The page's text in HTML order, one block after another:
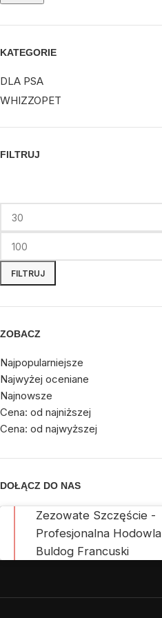
KATEGORIE
DLA PSA
WHIZZOPET
FILTRUJ
FILTRUJ
ZOBACZ
Najpopularniejsze
Najwyżej oceniane
Najnowsze
Cena: od najniższej
Cena: od najwyższej
DOŁĄCZ DO NAS
Zezowate Szczęście -
Profesjonalna Hodowla
Buldog Francuski